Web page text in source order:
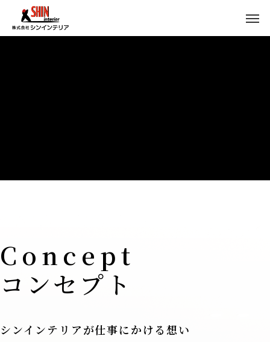
Concept
コンセプト
シンインテリアが仕事にかける想い